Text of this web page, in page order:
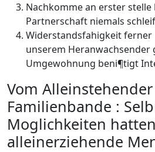
Nachkomme an erster stelle
Partnerschaft niemals
Widerstandsfahigkeit ferner
unserem Heranwachsender
Umgewohnung beni¶tigt
Vom
Familienbande :
Moglichkeiten hatten
alleinerziehende